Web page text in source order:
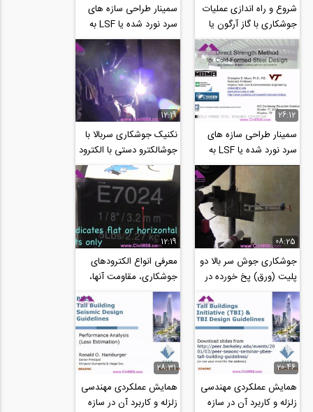
شروع و راه اندازی عملیات
جوشکاری با گاز آرگون یا
TIG و جوشکاری پاس
ریشه باز...
سمینار طراحی سازه های
سرد نورد شده یا LSF به
روش DSM یا روش
مقاومت مستقیم، با...
26:12
سمینار طراحی سازه های
سرد نورد شده یا LSF به
روش DSM یا روش
مقاومت مستقیم، با...
12:19
نکنیک جوشکاری سربالا با
جوشالکترو دستی با الکترود
7018 از طرف welding
tips and...
08:25
جوشکاری جوش سر بالا دو
پلیت (ورق) پخ خورده در
حالت جوش سربالا با
تکنیک از پایین...
12:19
معرفی انواع الکترودهای
جوشکاری، مقاومت آنها،
علل نام گذاری، حالات
جوشکاری، جنس...
20:46
همایش عملکردی مهندسی
زلزله و کاربرد آن در سازه
28:31
همایش عملکردی مهندسی
زلزله و کاربرد آن در سازه